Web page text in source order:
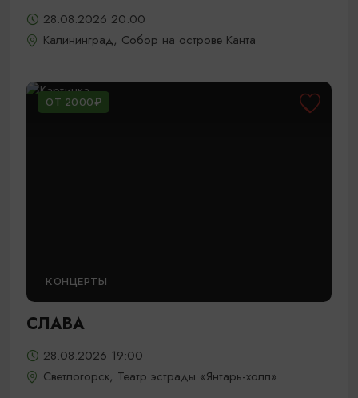
28.08.2026 20:00
Калининград, Собор на острове Канта
ОТ 2000₽
КОНЦЕРТЫ
СЛАВА
28.08.2026 19:00
Светлогорск, Театр эстрады «Янтарь-холл»